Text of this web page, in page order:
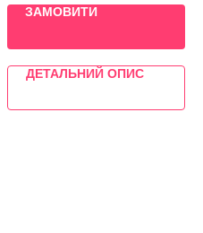
ЗАМОВИТИ
ДЕТАЛЬНИЙ ОПИС